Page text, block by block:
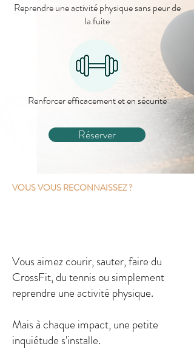
Reprendre une activité physique sans peur de
la fuite
Renforcer efficacement et en sécurité
Réserver
VOUS VOUS RECONNAISSEZ ?
Vous aimez courir, sauter, faire du
CrossFit, du tennis ou simplement
reprendre une activité physique.
Mais à chaque impact, une petite
inquiétude s'installe.